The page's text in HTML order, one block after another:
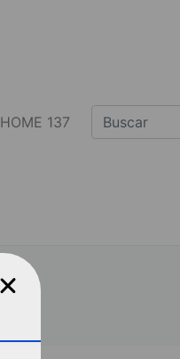
HOME 137